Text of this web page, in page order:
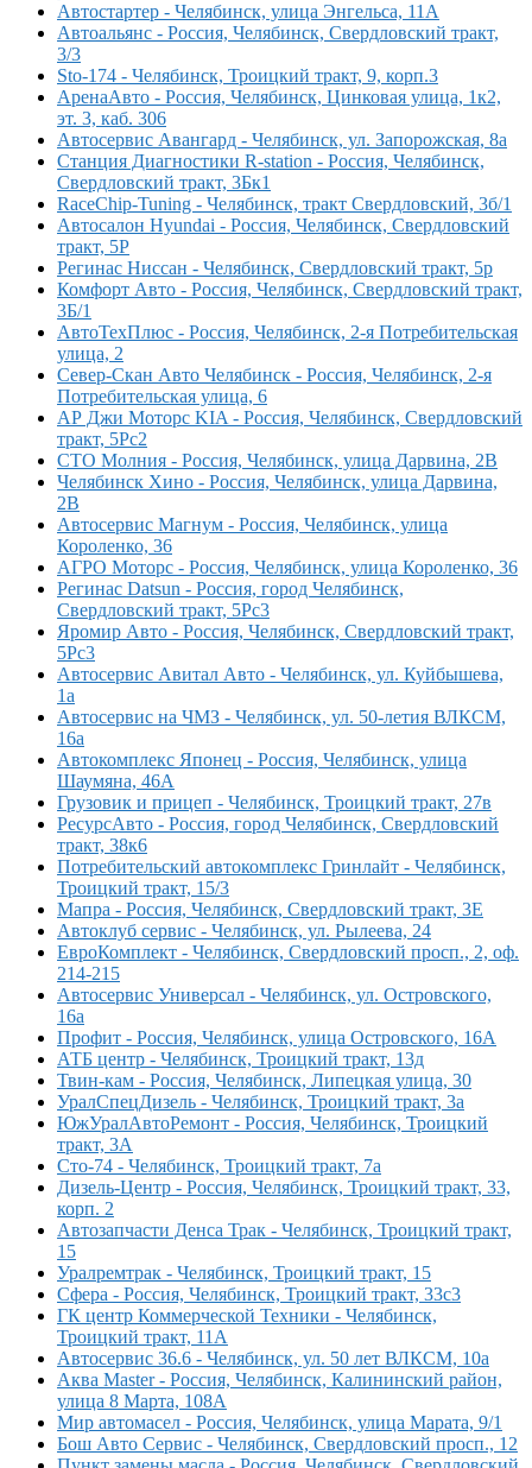
Автостартер - Челябинск, улица Энгельса, 11А
Автоальянс - Россия, Челябинск, Свердловский тракт,
3/3
Sto-174 - Челябинск, Троицкий тракт, 9, корп.3
АренаАвто - Россия, Челябинск, Цинковая улица, 1к2,
эт. 3, каб. 306
Автосервис Авангард - Челябинск, ул. Запорожская, 8а
Станция Диагностики R-station - Россия, Челябинск,
Свердловский тракт, 3Бк1
RaceChip-Tuning - Челябинск, тракт Свердловский, 3б/1
Автосалон Hyundai - Россия, Челябинск, Свердловский
тракт, 5Р
Регинас Ниссан - Челябинск, Свердловский тракт, 5р
Комфорт Авто - Россия, Челябинск, Свердловский тракт,
3Б/1
АвтоТехПлюс - Россия, Челябинск, 2-я Потребительская
улица, 2
Север-Скан Авто Челябинск - Россия, Челябинск, 2-я
Потребительская улица, 6
АР Джи Моторс KIA - Россия, Челябинск, Свердловский
тракт, 5Рс2
СТО Молния - Россия, Челябинск, улица Дарвина, 2В
Челябинск Хино - Россия, Челябинск, улица Дарвина,
2В
Автосервис Магнум - Россия, Челябинск, улица
Короленко, 36
АГРО Моторс - Россия, Челябинск, улица Короленко, 36
Регинас Datsun - Россия, город Челябинск,
Свердловский тракт, 5Рс3
Яромир Авто - Россия, Челябинск, Свердловский тракт,
5Рс3
Автосервис Авитал Авто - Челябинск, ул. Куйбышева,
1а
Автосервис на ЧМЗ - Челябинск, ул. 50-летия ВЛКСМ,
16а
Автокомплекс Японец - Россия, Челябинск, улица
Шаумяна, 46А
Грузовик и прицеп - Челябинск, Троицкий тракт, 27в
РесурсАвто - Россия, город Челябинск, Свердловский
тракт, 38к6
Потребительский автокомплекс Гринлайт - Челябинск,
Троицкий тракт, 15/3
Мапра - Россия, Челябинск, Свердловский тракт, 3Е
Автоклуб сервис - Челябинск, ул. Рылеева, 24
ЕвроКомплект - Челябинск, Свердловский просп., 2, оф.
214-215
Автосервис Универсал - Челябинск, ул. Островского,
16а
Профит - Россия, Челябинск, улица Островского, 16А
АТБ центр - Челябинск, Троицкий тракт, 13д
Твин-кам - Россия, Челябинск, Липецкая улица, 30
УралСпецДизель - Челябинск, Троицкий тракт, 3а
ЮжУралАвтоРемонт - Россия, Челябинск, Троицкий
тракт, 3А
Сто-74 - Челябинск, Троицкий тракт, 7а
Дизель-Центр - Россия, Челябинск, Троицкий тракт, 33,
корп. 2
Автозапчасти Денса Трак - Челябинск, Троицкий тракт,
15
Уралремтрак - Челябинск, Троицкий тракт, 15
Сфера - Россия, Челябинск, Троицкий тракт, 33с3
ГК центр Коммерческой Техники - Челябинск,
Троицкий тракт, 11А
Автосервис 36.6 - Челябинск, ул. 50 лет ВЛКСМ, 10а
Аква Master - Россия, Челябинск, Калининский район,
улица 8 Марта, 108А
Мир автомасел - Россия, Челябинск, улица Марата, 9/1
Бош Авто Сервис - Челябинск, Свердловский просп., 12